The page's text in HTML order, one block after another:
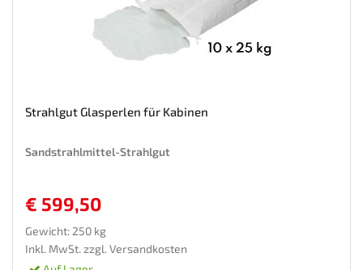
Strahlgut Glasperlen für Kabinen
Sandstrahlmittel-Strahlgut
€ 599,50
Gewicht: 250 kg
Inkl. MwSt. zzgl. Versandkosten